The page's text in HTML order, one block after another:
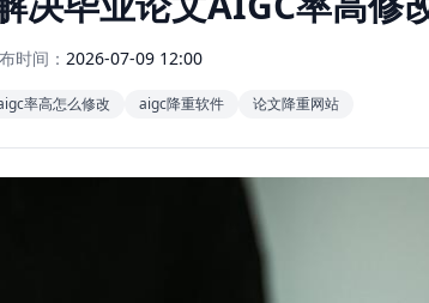
时间： 2026-07-09 12:00
率高怎么修改 aigc降重软件 论文降重网站